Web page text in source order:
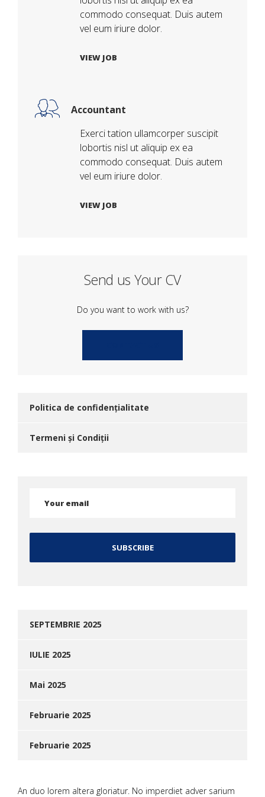
commodo consequat. Duis autem
vel eum iriure dolor.
VIEW JOB
Accountant
Exerci tation ullamcorper suscipit
lobortis nisl ut aliquip ex ea
commodo consequat. Duis autem
vel eum iriure dolor.
VIEW JOB
Send us Your CV
Do you want to work with us?
Politica de confidențialitate
Termeni și Condiții
SEPTEMBRIE 2025
IULIE 2025
Mai 2025
Februarie 2025
Februarie 2025
An duo lorem altera gloriatur. No imperdiet adver sarium